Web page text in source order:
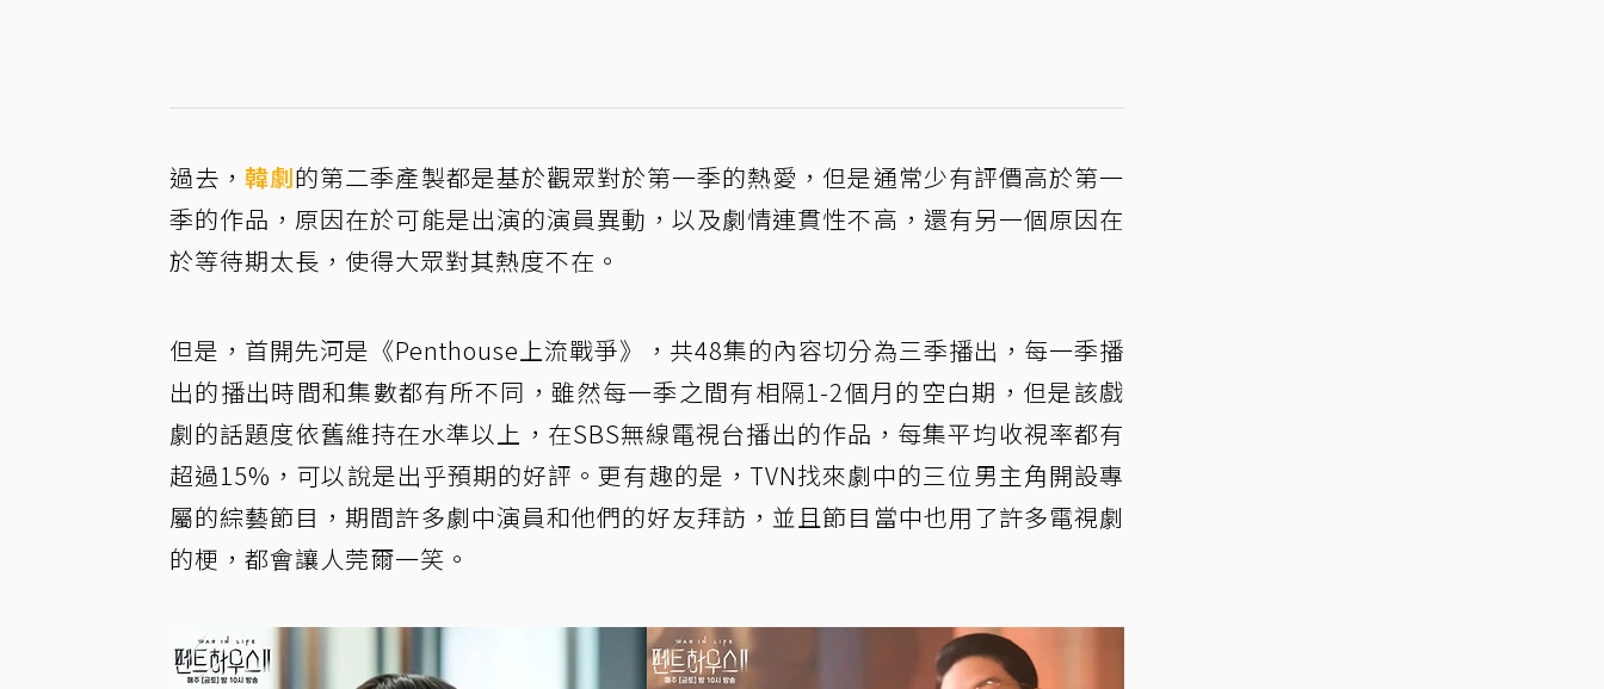
過去，韓劇的第二季產製都是基於觀眾對於第一季的熱愛，但是通常少有評價高於第一
季的作品，原因在於可能是出演的演員異動，以及劇情連貫性不高，還有另一個原因在
於等待期太長，使得大眾對其熱度不在。
但是，首開先河是《Penthouse上流戰爭》，共48集的內容切分為三季播出，每一季播
出的播出時間和集數都有所不同，雖然每一季之間有相隔1-2個月的空白期，但是該戲
劇的話題度依舊維持在水準以上，在SBS無線電視台播出的作品，每集平均收視率都有
超過15%，可以說是出乎預期的好評。更有趣的是，TVN找來劇中的三位男主角開設專
屬的綜藝節目，期間許多劇中演員和他們的好友拜訪，並且節目當中也用了許多電視劇
的梗，都會讓人莞爾一笑。